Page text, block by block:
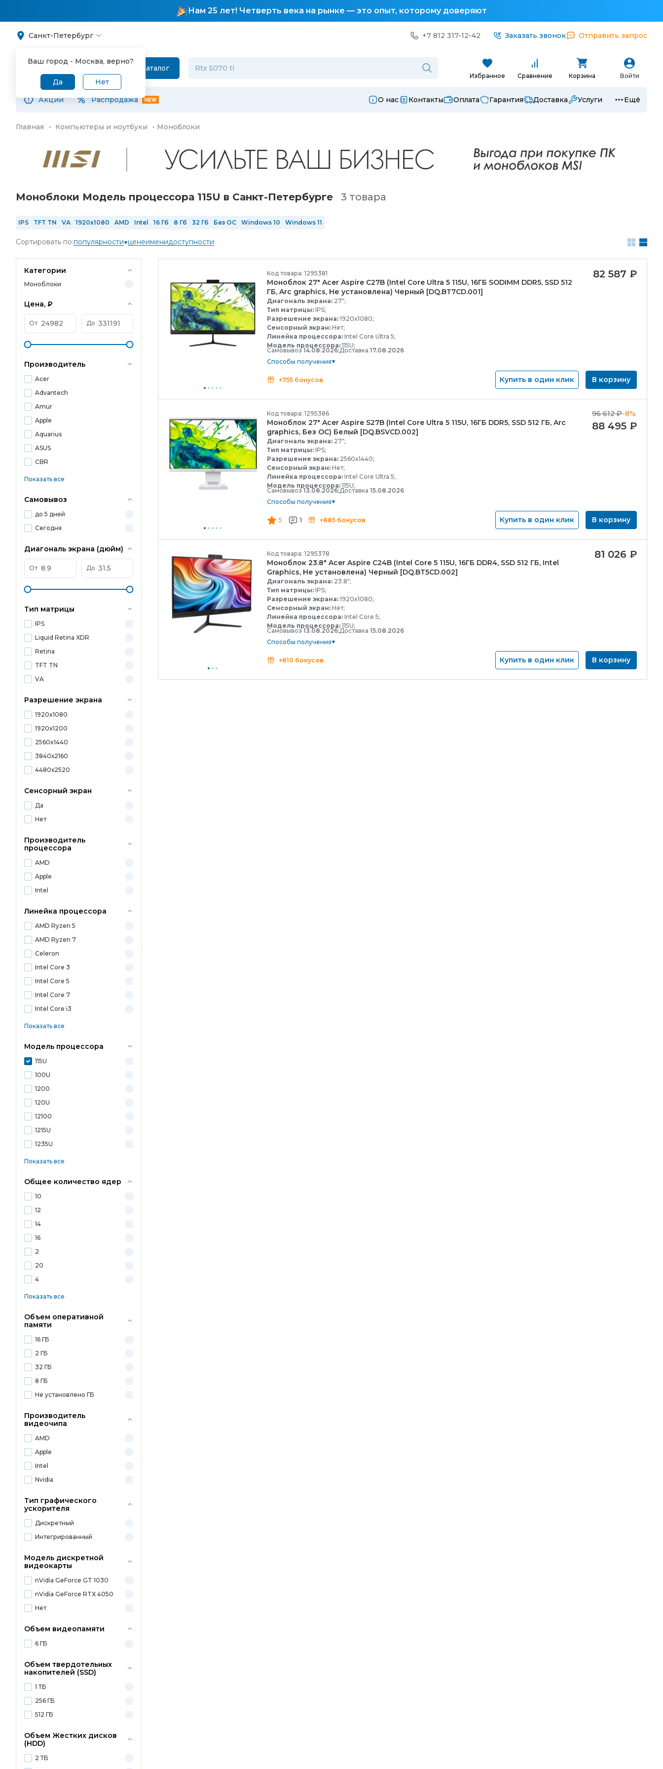
Нам 25 лет! Четверть века на рынке — это опыт, которому доверяют
Санкт-Петербург
Ваш город - Москва, верно?
Да Нет
+7 812 317-12-42 Заказать звонок Отправить запрос
Каталог
Избранное Сравнение Корзина Войти
Акции Распродажа О нас Контакты Оплата Гарантия Доставка Услуги Ещё
Главная · Компьютеры и ноутбуки · Моноблоки
Моноблоки Модель процессора 115U в Санкт-Петербургe 3 товара
IPS TFT TN VA 1920x1080 AMD Intel 16 Гб 8 Гб 32 Гб Без ОС Windows 10 Windows 11
Сортировать по:популярности ценеименидоступности
Категории
Моноблоки
Цена, ₽
От До
Производитель
Acer
Advantech
Amur
Apple
Aquarius
ASUS
CBR
Показать все
Самовывоз
до 5 дней
Сегодня
Диагональ экрана (дюйм)
От До
Тип матрицы
IPS
Liquid Retina XDR
Retina
TFT TN
VA
Разрешение экрана
1920x1080
1920x1200
2560x1440
3840х2160
4480х2520
Сенсорный экран
Да
Нет
Производитель
процессора
AMD
Apple
Intel
Линейка процессора
AMD Ryzen 5
AMD Ryzen 7
Celeron
Intel Core 3
Intel Core 5
Intel Core 7
Intel Core i3
Показать все
Модель процессора
115U
100U
1200
120U
12100
1215U
1235U
Показать все
Общее количество ядер
10
12
14
16
2
20
4
Показать все
Объем оперативной
памяти
16 ГБ
2 ГБ
32 ГБ
8 ГБ
Не установлено ГБ
Производитель
видеочипа
AMD
Apple
Intel
Nvidia
Тип графического
ускорителя
Дискретный
Интегрированный
Модель дискретной
видеокарты
nVidia GeForce GT 1030
nVidia GeForce RTX 4050
Нет
Объем видеопамяти
6 ГБ
Объем твердотельных
накопителей (SSD)
1 ТБ
256 ГБ
512 ГБ
Объем Жестких дисков
(HDD)
2 ТБ
Код товара: 1295381
Моноблок 27" Acer Aspire C27B (Intel Core Ultra 5 115U, 16ГБ SODIMM DDR5, SSD 512
ГБ, Arc graphics, Не установлена) Черный [DQ.BT7CD.001]
Диагональ экрана: 27";
Тип матрицы: IPS;
Разрешение экрана: 1920x1080;
Сенсорный экран: Нет;
Линейка процессора: Intel Core Ultra 5;
Модель процессора: 115U;
Самовывоз 14.08.2026;Доставка 17.08.2026
Способы получения
+755 бонусов
82 587 ₽
Купить в один клик В корзину
Код товара: 1295386
Моноблок 27" Acer Aspire S27B (Intel Core Ultra 5 115U, 16ГБ DDR5, SSD 512 ГБ, Arc
graphics, Без ОС) Белый [DQ.BSVCD.002]
Диагональ экрана: 27";
Тип матрицы: IPS;
Разрешение экрана: 2560x1440;
Сенсорный экран: Нет;
Линейка процессора: Intel Core Ultra 5;
Модель процессора: 115U;
Самовывоз 13.08.2026;Доставка 15.08.2026
Способы получения
5 1 +885 бонусов
96 612₽-8%
88 495 ₽
Купить в один клик В корзину
Код товара: 1295378
Моноблок 23.8" Acer Aspire C24B (Intel Core 5 115U, 16ГБ DDR4, SSD 512 ГБ, Intel
Graphics, Не установлена) Черный [DQ.BT5CD.002]
Диагональ экрана: 23.8";
Тип матрицы: IPS;
Разрешение экрана: 1920x1080;
Сенсорный экран: Нет;
Линейка процессора: Intel Core 5;
Модель процессора: 115U;
Самовывоз 13.08.2026;Доставка 15.08.2026
Способы получения
+810 бонусов
81 026 ₽
Купить в один клик В корзину